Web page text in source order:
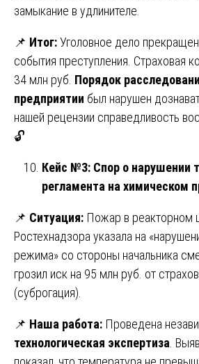
замыкание в удлинителе.
📌 Итог:Уголовное дело
события преступления. Страховая
34 млн руб. Порядок
предприятии был нарушен
нашей рецензии справедливость
🔓
Кейс №3: Спор о нарушении
регламента на химическом
📌 Ситуация: Пожар в реакторном
Ростехнадзора указала на
режима» со стороны начальника
грозил иск на 95 млн руб. от
(суброгация).
📌 Наша работа: Проведена
технологическая экспертиза .